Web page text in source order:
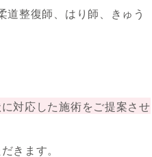
整復師、はり師、きゅう
対応した施術をご提案させ
きます。